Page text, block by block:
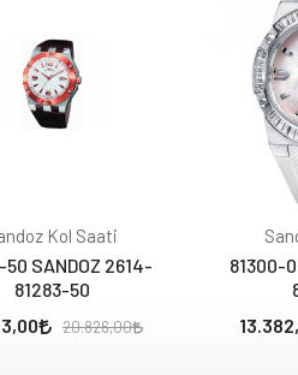
Kol Saati
50 SANDOZ 2614-
81283-50
20.826,00
81300-